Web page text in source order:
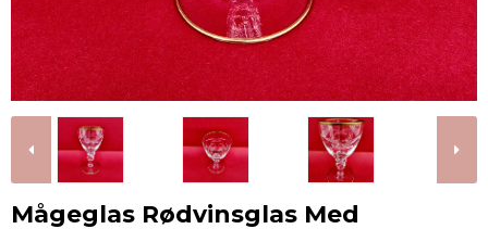
Mågeglas Rødvinsglas Med